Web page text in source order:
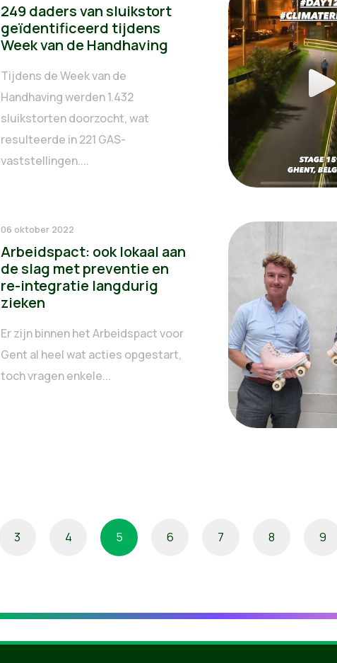
249 daders van sluikstort
geïdentificeerd tijdens
Week van de Handhaving
Tijdens de Week van de
Handhaving werden 1.432
sluikstorten doorzocht, wat
resulteerde in 221 GAS-
vaststellingen....
06 oktober 2022
Arbeidspact: ook lokaal aan
de slag met preventie en
re-integratie langdurig
zieken
Er zijn binnen het Arbeidspact voor
Gent al heel wat acties opgestart,
toch vragen enkele...
3 4 5 6 7 8 9